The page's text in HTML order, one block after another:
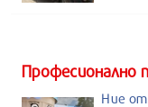
Професионално
Ние